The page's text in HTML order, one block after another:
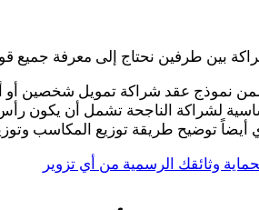
بين طرفين نحتاج إلى معرفة جميع
نموذج عقد شراكة تمويل شخصين أو
لشراكة الناجحة تشمل أن يكون
توضيح طريقة توزيع المكاسب وتوزيع
وثائقك الرسمية من أي تزوير